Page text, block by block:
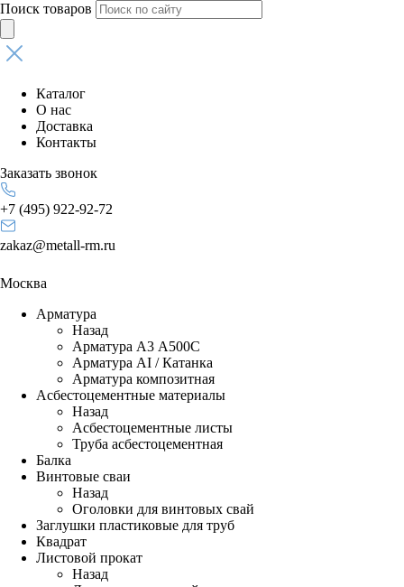
Поиск товаров
Каталог
О нас
Доставка
Контакты
Заказать звонок
+7 (495) 922-92-72
zakaz@metall-rm.ru
Москва
Арматура
Назад
Арматура А3 А500С
Арматура АI / Катанка
Арматура композитная
Асбестоцементные материалы
Назад
Асбестоцементные листы
Труба асбестоцементная
Балка
Винтовые сваи
Назад
Оголовки для винтовых свай
Заглушки пластиковые для труб
Квадрат
Листовой прокат
Назад